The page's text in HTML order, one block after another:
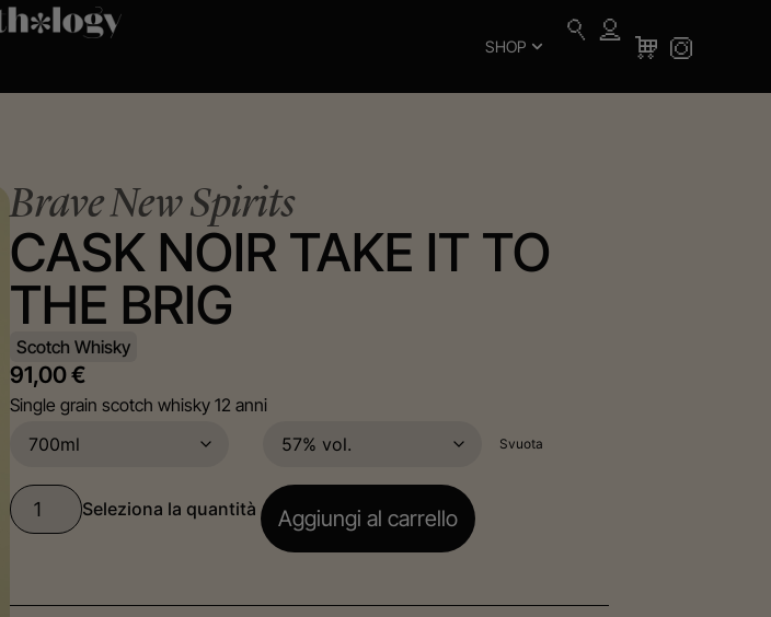
SHOP
Brave New Spirits
CASK NOIR TAKE IT TO
THE BRIG
Scotch Whisky
91,00€
Single grain scotch whisky 12 anni
Svuota
Aggiungi al carrello